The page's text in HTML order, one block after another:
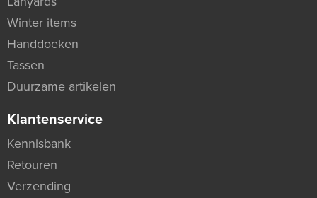
Winter items
Handdoeken
Tassen
Duurzame artikelen
Klantenservice
Kennisbank
Retouren
Verzending